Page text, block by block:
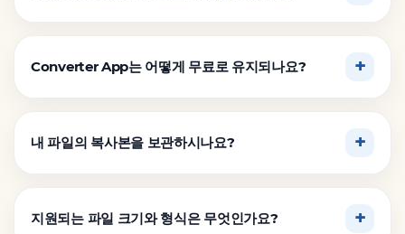
Converter App는 어떻게 무료로 유지되나요?
내 파일의 복사본을 보관하시나요?
지원되는 파일 크기와 형식은 무엇인가요?